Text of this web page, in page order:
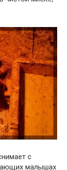
с
малышах